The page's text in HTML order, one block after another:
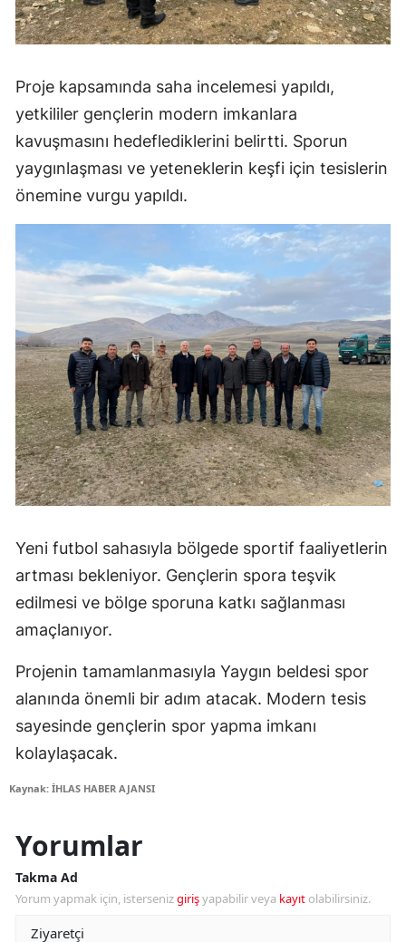
Proje kapsamında saha incelemesi yapıldı,
yetkililer gençlerin modern imkanlara
kavuşmasını hedeflediklerini belirtti. Sporun
yaygınlaşması ve yeteneklerin keşfi için tesislerin
önemine vurgu yapıldı.
Yeni futbol sahasıyla bölgede sportif faaliyetlerin
artması bekleniyor. Gençlerin spora teşvik
edilmesi ve bölge sporuna katkı sağlanması
amaçlanıyor.
Projenin tamamlanmasıyla Yaygın beldesi spor
alanında önemli bir adım atacak. Modern tesis
sayesinde gençlerin spor yapma imkanı
kolaylaşacak.
Kaynak: İHLAS HABER AJANSI
Yorumlar
Takma Ad
Yorum yapmak için, istersenizgirişyapabilir veya kayıt olabilirsiniz.